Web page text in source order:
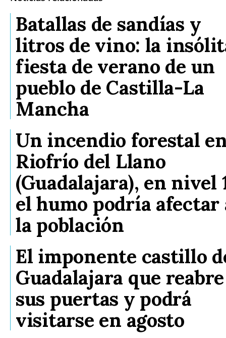
Batallas de sandías y
litros de vino: la
fiesta de verano de un
pueblo de Castilla-La
Mancha
Un incendio forestal
Riofrío del Llano
(Guadalajara), en nivel
el humo podría afectar
la población
El imponente castillo
Guadalajara que reabre
sus puertas y podrá
visitarse en agosto